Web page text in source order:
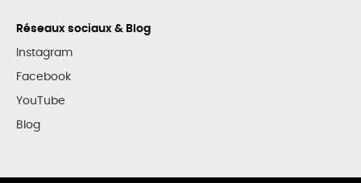
Réseaux sociaux & Blog
Instagram
Facebook
YouTube
Blog